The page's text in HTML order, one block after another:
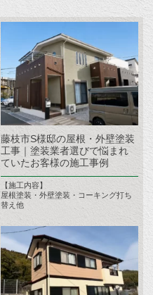
藤枝市S様邸の屋根・外壁塗装
工事｜塗装業者選びで悩まれ
ていたお客様の施工事例
【施工内容】
屋根塗装・外壁塗装・コーキング打ち
替え他